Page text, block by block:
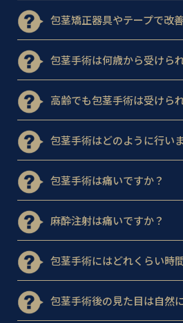
包茎矯正器具やテープで改
包茎手術は何歳から受けら
高齢でも包茎手術は受けら
包茎手術はどのように行い
包茎手術は痛いですか？
麻酔注射は痛いですか？
包茎手術にはどれくらい時
包茎手術後の見た目は自然